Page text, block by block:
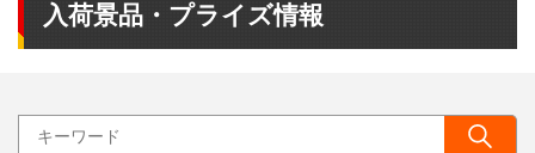
入荷景品・プライズ情報